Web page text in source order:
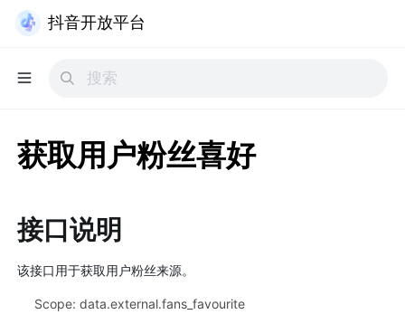
抖音开放平台
获取用户粉丝喜好
接口说明
该接口用于获取用户粉丝来源。​
Scope: data.external.fans_favourite